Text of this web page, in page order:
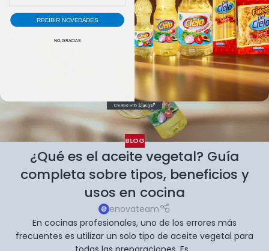
23
BLOG
¿Qué es el aceite vegetal? Guía
completa sobre tipos, beneficios y
usos en cocina
enovateam
En cocinas profesionales, uno de los errores más
frecuentes es utilizar un solo tipo de aceite vegetal para
RECIBIR NOVEDADES
NO, GRACIAS